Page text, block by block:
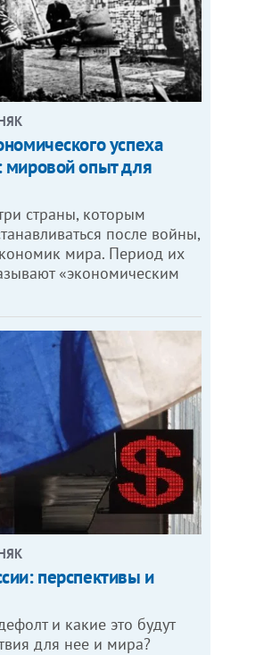
успеха
мировой опыт для
страны, которым
после войны,
мира. Период их
«экономическим
перспективы и
и какие это будут
для нее и мира?